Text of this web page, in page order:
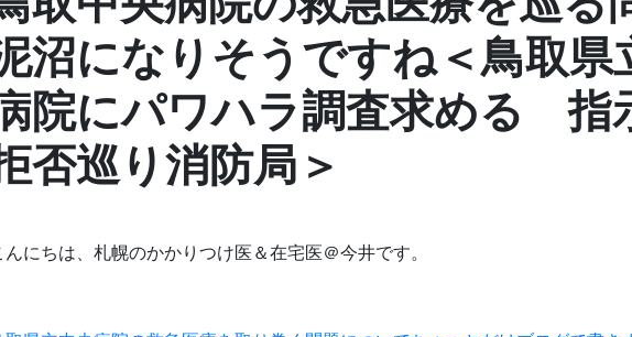
沼になりそうですね＜鳥取県
院にパワハラ調査求める 指
否巡り消防局＞
んにちは、札幌のかかりつけ医＆在宅医＠今井です。